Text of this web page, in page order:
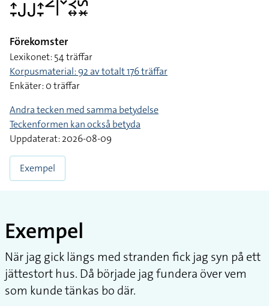
􌤴􌥙􌤢􌤢􌤴􌥙􌥮􌥼􌥧􌥹􌦉􌥲􌦂
Förekomster
Lexikonet: 54 träffar
Korpusmaterial: 92 av totalt 176 träffar
Enkäter: 0 träffar
Andra tecken med samma betydelse
Teckenformen kan också betyda
Uppdaterat: 2026-08-09
Exempel
Exempel
När jag gick längs med stranden fick jag syn på ett
jättestort hus. Då började jag fundera över vem
som kunde tänkas bo där.